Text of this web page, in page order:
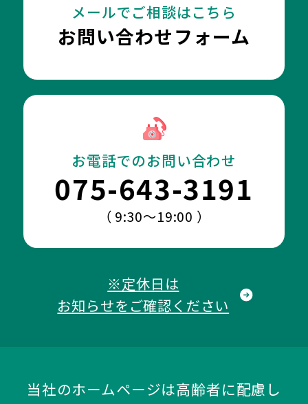
メールでご相談はこちら
お問い合わせフォーム
お電話でのお問い合わせ
075-643-3191
（ 9:30～19:00 ）
※定休日は
お知らせをご確認ください
当社のホームページは高齢者に配慮し